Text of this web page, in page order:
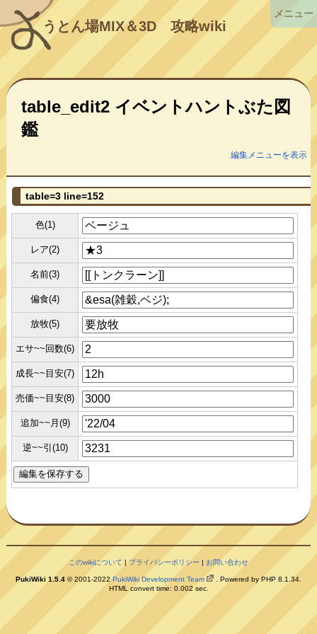
うとん場MIX＆3D攻略wiki
table_edit2 イベントハントぶた図
鑑
編集メニューを表示
table=3 line=152
色(1)
レア(2)
名前(3)
偏食(4)
放牧(5)
エサ~~回数(6)
成長~~目安(7)
売価~~目安(8)
追加~~月(9)
逆~~引(10)
このwikiについて |プライバシーポリシー | お問い合わせ
PukiWiki 1.5.4 © 2001-2022PukiWiki Development Team
. Powered by PHP 8.1.34.
HTML convert time: 0.002 sec.
メニュー